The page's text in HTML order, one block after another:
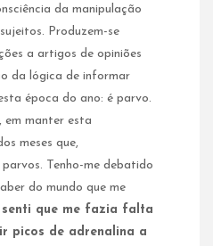
da manipulação
Produzem-se
a artigos de opiniões
da lógica de informar
época do ano: é parvo.
em manter esta
meses que,
Tenho-me debatido
do mundo que me
senti que me fazia falta
picos de adrenalina a